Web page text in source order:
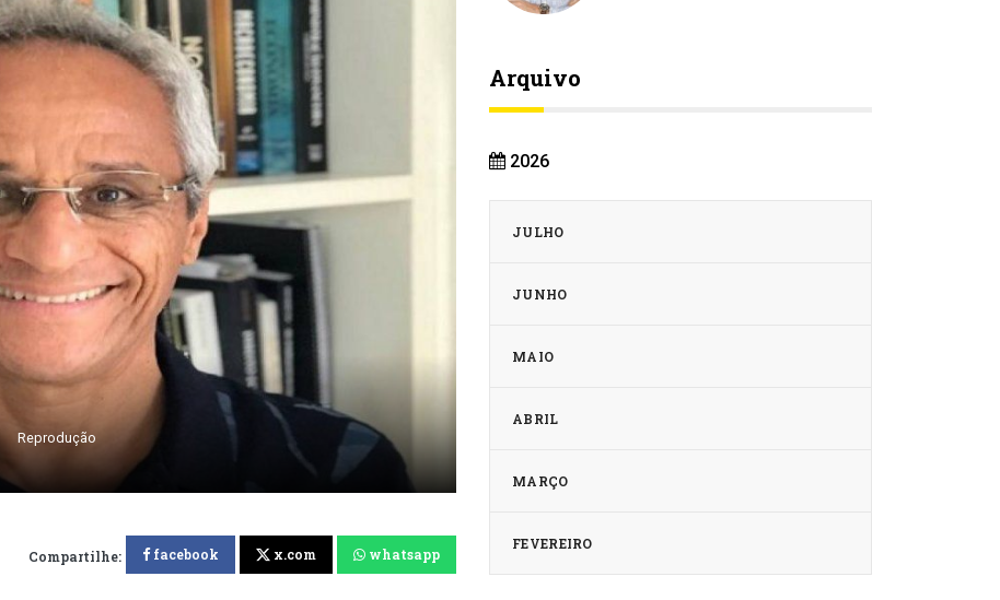
Reprodução
Compartilhe: facebook x.com whatsapp
Arquivo
2026
JULHO
JUNHO
MAIO
ABRIL
MARÇO
FEVEREIRO